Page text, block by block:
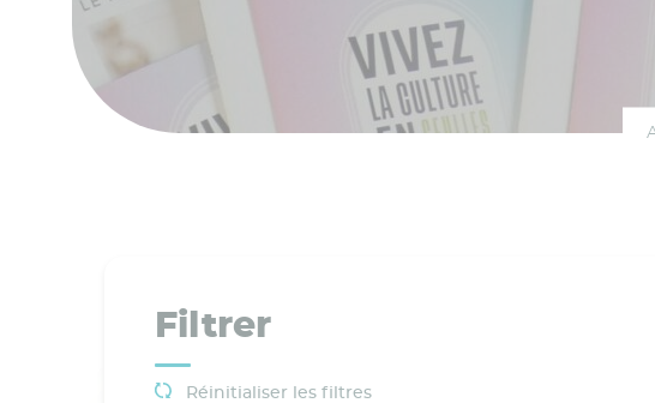
Filtrer
Réinitialiser les filtres